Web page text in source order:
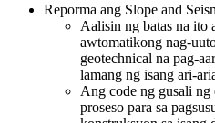
Reporma ang Slope and
Aalisin ng batas na ito
awtomatikong nag-
geotechnical na pag-
lamang ng isang ari-
Ang code ng gusali ng
proseso para sa